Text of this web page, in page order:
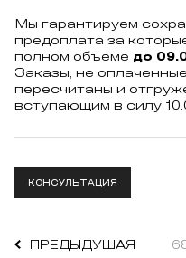
Мы гарантируем
предоплата за
полном объеме до
Заказы, не
пересчитаны и
вступающим в силу
КОНСУЛЬТАЦИЯ
ПРЕДЫДУШАЯ